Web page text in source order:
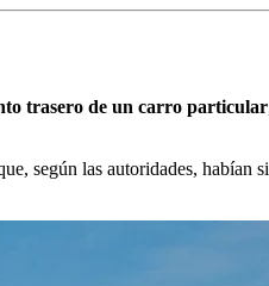
trasero de un carro particular
según las autoridades, habían